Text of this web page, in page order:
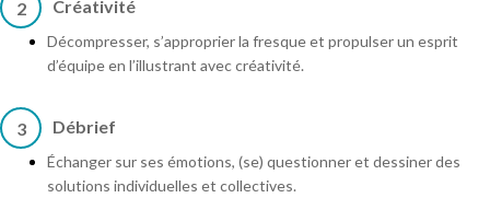
2 Créativité
Décompresser, s’approprier la fresque et propulser un esprit
d’équipe en l’illustrant avec créativité.
3 Débrief
Échanger sur ses émotions, (se) questionner et dessiner des
solutions individuelles et collectives.